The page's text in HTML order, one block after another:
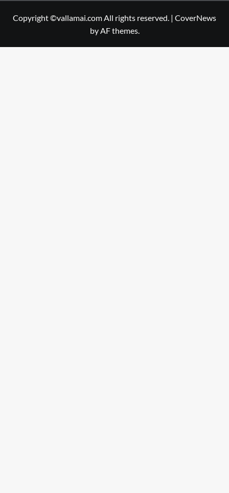
Copyright ©vallamai.com All rights reserved. | CoverNews
by AF themes.